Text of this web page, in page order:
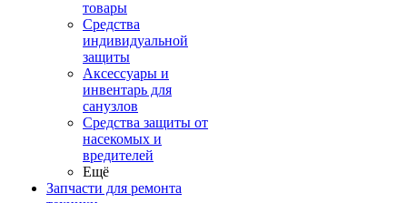
товары
Средства
индивидуальной
защиты
Аксессуары и
инвентарь для
санузлов
Средства защиты от
насекомых и
вредителей
Ещё
Запчасти для ремонта